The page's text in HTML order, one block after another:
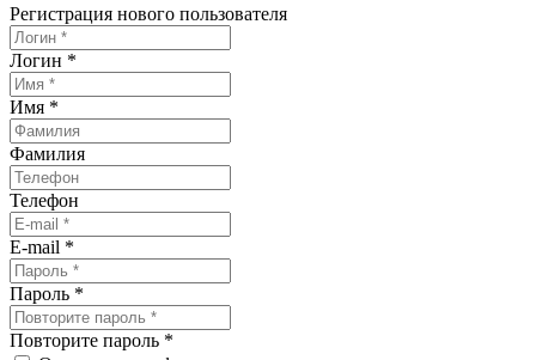
Регистрация нового пользователя
Логин *
Имя *
Фамилия
Телефон
E-mail *
Пароль *
Повторите пароль *